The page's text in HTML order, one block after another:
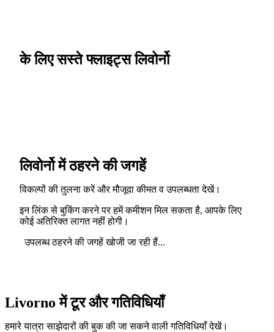
के लिए सस्ते फ्लाइट्स लिवोर्नो
लिवोर्नो में ठहरने की जगहें
विकल्पों की तुलना करें और मौजूदा कीमत व उपलब्धता देखें।
इन लिंक से बुकिंग करने पर हमें कमीशन मिल सकता है, आपके लिए
कोई अतिरिक्त लागत नहीं होगी।
उपलब्ध ठहरने की जगहें खोजी जा रही हैं...
Livorno में टूर और गतिविधियाँ
हमारे यात्रा साझेदारों की बुक की जा सकने वाली गतिविधियाँ देखें।